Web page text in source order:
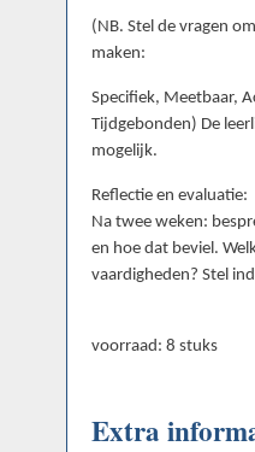
(NB. Stel de vragen
maken:
Specifiek, Meetbaar,
Tijdgebonden) De
mogelijk.
Reflectie en evaluatie:
Na twee weken:
en hoe dat beviel.
vaardigheden? Stel
voorraad: 8 stuks
Extra